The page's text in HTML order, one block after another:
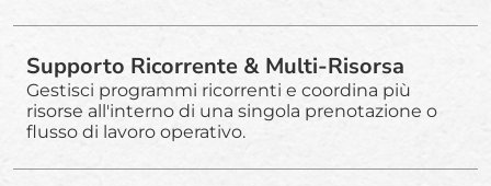
Supporto Ricorrente & Multi-Risorsa
Gestisci programmi ricorrenti e coordina più
risorse all'interno di una singola prenotazione o
flusso di lavoro operativo.